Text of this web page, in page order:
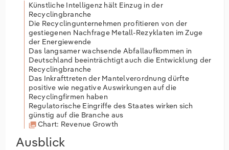
Künstliche Intelligenz hält Einzug in der
Recyclingbranche
Die Recyclingunternehmen profitieren von der
gestiegenen Nachfrage Metall-Rezyklaten im Zuge
der Energiewende
Das langsamer wachsende Abfallaufkommen in
Deutschland beeinträchtigt auch die Entwicklung der
Recyclingbranche
Das Inkrafttreten der Mantelverordnung dürfte
positive wie negative Auswirkungen auf die
Recyclingfirmen haben
Regulatorische Eingriffe des Staates wirken sich
günstig auf die Branche aus
Chart: Revenue Growth
Ausblick